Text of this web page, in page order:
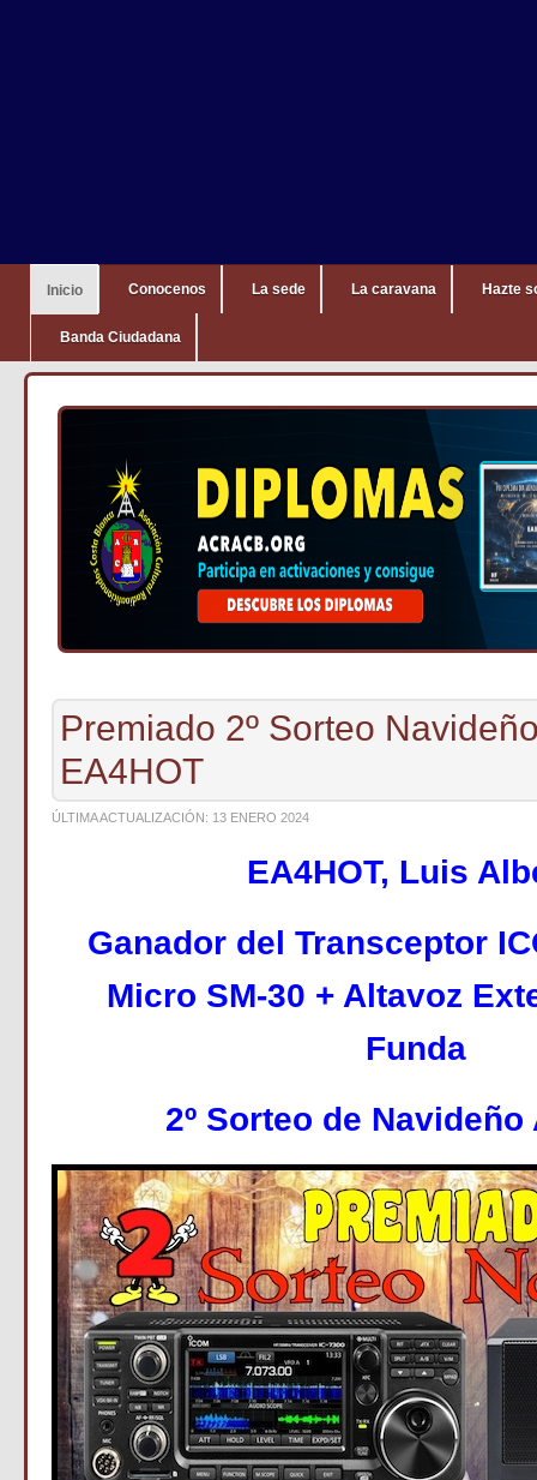
Inicio Conocenos La sede La caravana Hazte
Banda Ciudadana
Premiado 2º Sorteo
EA4HOT
ÚLTIMA ACTUALIZACIÓN: 13 ENERO 2024
EA4HOT, Luis
Ganador del Transceptor
Micro SM-30 + Altavoz
Funda
2º Sorteo de Navideño